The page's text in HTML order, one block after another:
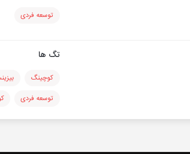
توسعه فردی
تگ ها
کوچینگ
توسعه فردی